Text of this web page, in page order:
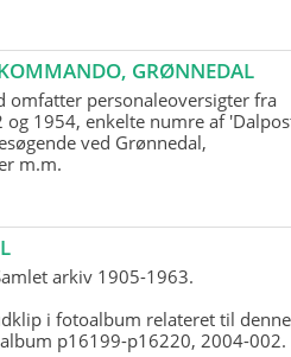
GRØNNEDAL
omfatter personaleoversigter fra
og 1954, enkelte numre af
ved Grønnedal,
m.m.
arkiv 1905-1963.
i fotoalbum relateret til denne
p16199-p16220, 2004-002.